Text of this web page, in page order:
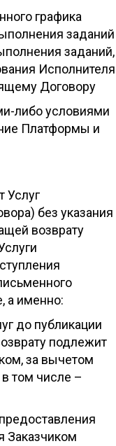
графика
заданий
заданий,
Исполнителя
Договору
либо условиями
Платформы и
Услуг
без указания
возврату
а именно:
до публикации
подлежит
за вычетом
том числе –
Заказчиком